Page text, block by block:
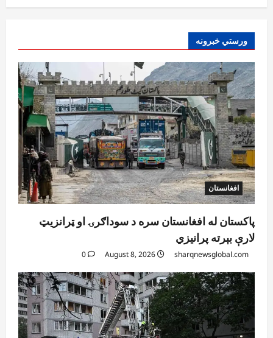
4
ننګرهار کې د تېلو یو شمېر پمپونه وتړل شول
sharqnewsglobal.com
0
5
افغانستان
ټولګټو وزارت: قیصار ـ لامان سړک رغنیزې
چارې په بېلابېلو برخو کې روانې دي
sharqnewsglobal.com
August 6, 2026
0
ورستي خبرونه
افغانستان
پاکستان له افغانستان سره د سوداګرۍ او ټرانزیټ
لارې بېرته پرانیزي
sharqnewsglobal.com
0